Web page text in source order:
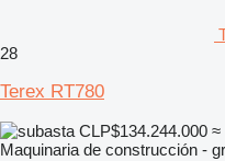
28
Terex RT780
CLP$134.244.000 ≈
Maquinaria de construcción -